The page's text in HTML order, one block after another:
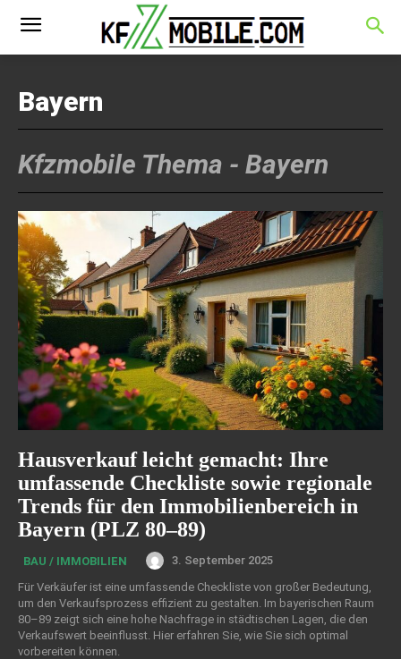
Bayern
Kfzmobile Thema - Bayern
Hausverkauf leicht gemacht: Ihre
umfassende Checkliste sowie regionale
Trends für den Immobilienbereich in
Bayern (PLZ 80–89)
BAU / IMMOBILIEN
3. September 2025
Für Verkäufer ist eine umfassende Checkliste von großer Bedeutung,
um den Verkaufsprozess effizient zu gestalten. Im bayerischen Raum
80–89 zeigt sich eine hohe Nachfrage in städtischen Lagen, die den
Verkaufswert beeinflusst. Hier erfahren Sie, wie Sie sich optimal
vorbereiten können.